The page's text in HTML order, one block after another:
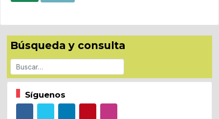
Búsqueda y consulta
Buscar
Síguenos